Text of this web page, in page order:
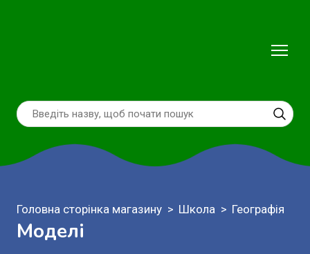
Головна сторінка магазину Школа Географія
Моделі